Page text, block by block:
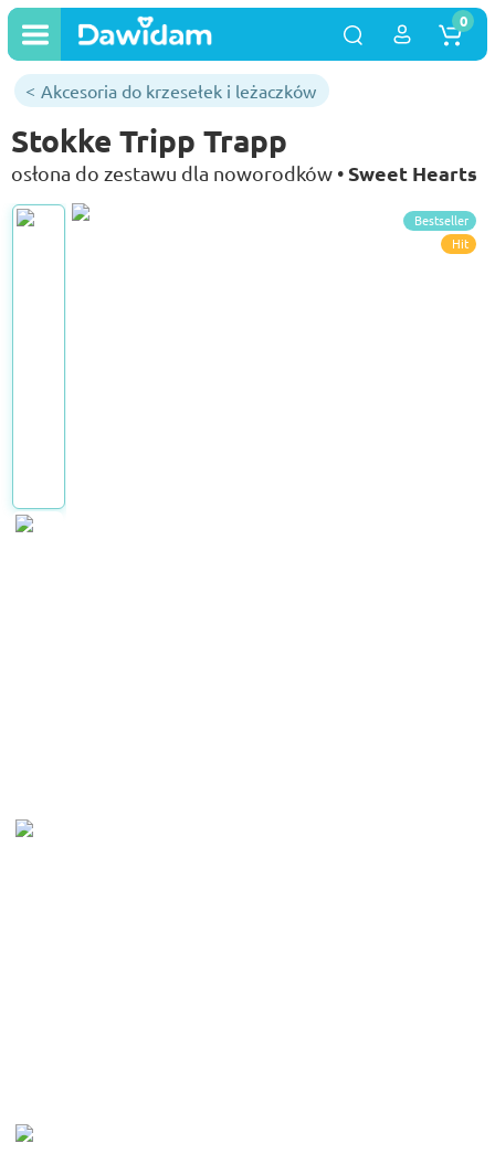
0
Akcesoria do krzesełek i leżaczków
Stokke Tripp Trapp
osłona do zestawu dla noworodków • Sweet Hearts
Bestseller
Hit